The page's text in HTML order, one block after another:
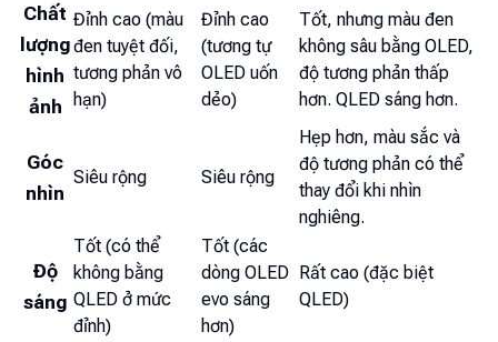
Chất
lượng
hình
ảnh
Đỉnh cao (màu
đen tuyệt đối,
tương phản vô
hạn)
Đỉnh cao
(tương tự
OLED uốn
dẻo)
Tốt, nhưng màu đen
không sâu bằng OLED,
độ tương phản thấp
hơn. QLED sáng hơn.
Góc
nhìn
Siêu rộng Siêu rộng
Hẹp hơn, màu sắc và
độ tương phản có thể
thay đổi khi nhìn
nghiêng.
Độ
sáng
Tốt (có thể
không bằng
QLED ở mức
đỉnh)
Tốt (các
dòng OLED
evo sáng
hơn)
Rất cao (đặc biệt
QLED)